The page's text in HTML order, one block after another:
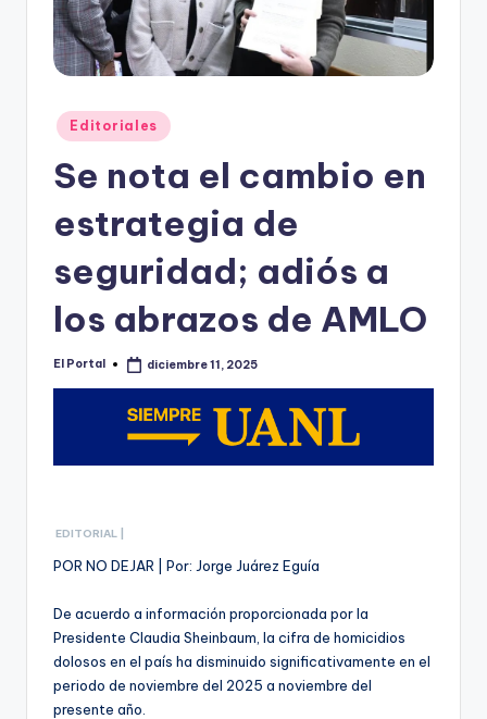
Publicado
en
Editoriales
Se nota el cambio en
estrategia de
seguridad; adiós a
los abrazos de AMLO
Publicado
El Portal diciembre 11, 2025
EDITORIAL |
POR NO DEJAR | Por: Jorge Juárez Eguía
De acuerdo a información proporcionada por la
Presidente Claudia Sheinbaum, la cifra de homicidios
dolosos en el país ha disminuido significativamente en el
periodo de noviembre del 2025 a noviembre del
presente año.